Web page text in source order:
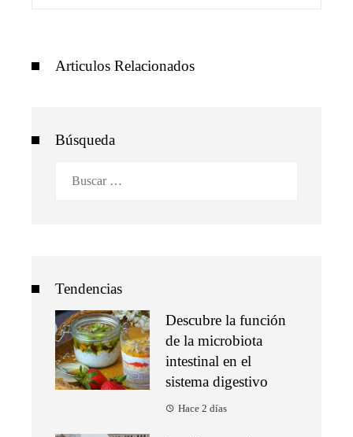
Articulos Relacionados
Búsqueda
Tendencias
Descubre la función
de la microbiota
intestinal en el
sistema digestivo
Hace 2 días